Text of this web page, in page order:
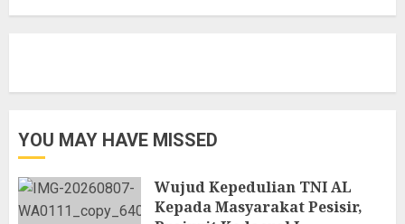
YOU MAY HAVE MISSED
Wujud Kepedulian TNI AL
Kepada Masyarakat Pesisir,